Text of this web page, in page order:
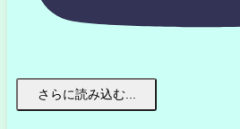
さらに読み込む...